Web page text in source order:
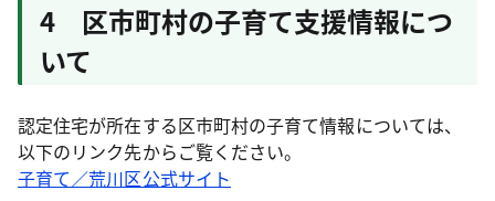
4 区市町村の子育て支援情報につ
いて
認定住宅が所在する区市町村の子育て情報については、
以下のリンク先からご覧ください。
子育て／荒川区公式サイト